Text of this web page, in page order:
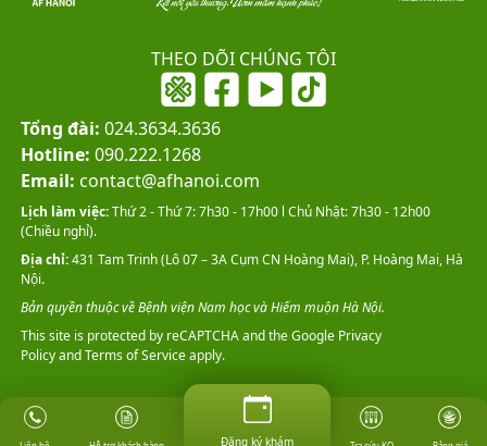
THEO DÕI CHÚNG TÔI
Tổng đài: 024.3634.3636
Hotline: 090.222.1268
Email: contact@afhanoi.com
This site is protected by reCAPTCHA and the GooglePrivacy
PolicyandTerms of Serviceapply.
Lịch làm việc:Thứ 2 - Thứ 7: 7h30 - 17h00 l Chủ Nhật: 7h30 - 12h00
(Chiều nghỉ).
Địa chỉ:431 Tam Trinh (Lô 07 – 3A Cụm CN Hoàng Mai), P. Hoàng Mai, Hà
Nội.
Bản quyền thuộc về Bệnh viện Nam học và Hiếm muộn Hà Nội.
Đăng ký khám